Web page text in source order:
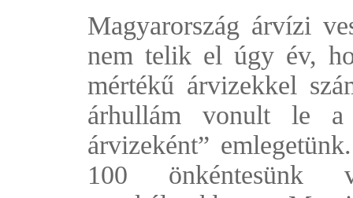
Magyarország árvízi
nem telik el úgy év,
mértékű árvizekkel
árhullám vonult le a
árvizeként”
100 önkéntesünk